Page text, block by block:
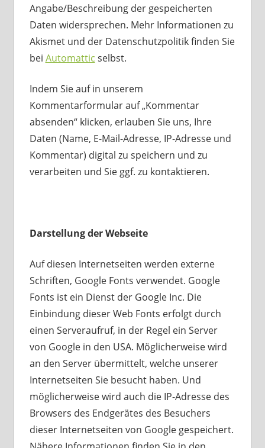
Angabe/Beschreibung der gespeicherten
Daten widersprechen. Mehr Informationen zu
Akismet und der Datenschutzpolitik finden Sie
bei Automattic selbst.
Indem Sie auf in unserem
Kommentarformular auf „Kommentar
absenden“ klicken, erlauben Sie uns, Ihre
Daten (Name, E-Mail-Adresse, IP-Adresse und
Kommentar) digital zu speichern und zu
verarbeiten und Sie ggf. zu kontaktieren.
Darstellung der Webseite
Auf diesen Internetseiten werden externe
Schriften, Google Fonts verwendet. Google
Fonts ist ein Dienst der Google Inc. Die
Einbindung dieser Web Fonts erfolgt durch
einen Serveraufruf, in der Regel ein Server
von Google in den USA. Möglicherweise wird
an den Server übermittelt, welche unserer
Internetseiten Sie besucht haben. Und
möglicherweise wird auch die IP-Adresse des
Browsers des Endgerätes des Besuchers
dieser Internetseiten von Google gespeichert.